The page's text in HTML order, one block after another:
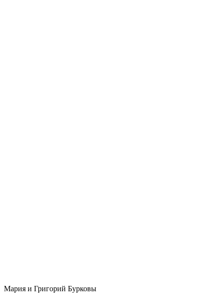
Мария и Григорий Бурковы